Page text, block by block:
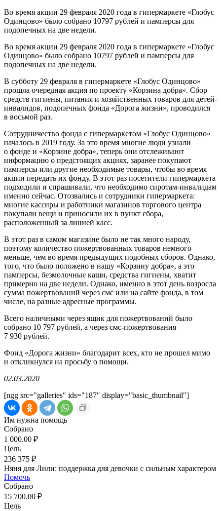
Во время акции 29 февраля 2020 года в гипермаркете «Глобус
Одинцово» было собрано 10797 рублей и памперсы для
подопечных на две недели.
Во время акции 29 февраля 2020 года в гипермаркете «Глобус
Одинцово» было собрано 10797 рублей и памперсы для
подопечных на две недели.
В субботу 29 февраля в гипермаркете «Глобус Одинцово»
прошла очередная акция по проекту «Корзина добра». Сбор
средств гигиены, питания и хозяйственных товаров для детей-
инвалидов, подопечных фонда «Дорога жизни», проводился
в восьмой раз.
Сотрудничество фонда с гипермаркетом «Глобус Одинцово»
началось в 2019 году. За это время многие люди узнали
о фонде и «Корзине добра», теперь они отслеживают
информацию о предстоящих акциях, заранее покупают
памперсы или другие необходимые товары, чтобы во время
акции передать их фонду. В этот раз посетители гипермаркета
подходили и спрашивали, что необходимо сиротам-инвалидам
именно сейчас. Отозвались и сотрудники гипермаркета:
многие кассиры и работники магазинов торгового центра
покупали вещи и приносили их в пункт сбора,
расположенный за линией касс.
В этот раз в самом магазине было не так много народу,
поэтому количество пожертвованных товаров немного
меньше, чем во время предыдущих подобных сборов. Однако,
того, что было положено в нашу «Корзину добра», а это
памперсы, безмолочные каши, средства гигиены, хватит
примерно на две недели. Однако, именно в этот день возросла
сумма пожертвований через смс или на сайте фонда, в том
числе, на разные адресные программы.
Всего наличными через ящик для пожертвований было
собрано 10 797 рублей, а через смс-пожертвования
7 930 рублей.
Фонд «Дорога жизни» благодарит всех, кто не прошел мимо
и откликнулся на просьбу о помощи.
02.03.2020
[ngg src="galleries" ids="187″ display="basic_thumbnail"]
Им нужна помощь
Собрано
1 000.00 ₽
Цель
236 375 ₽
Няня для Лили: поддержка для девочки с сильным характером
Помочь
Собрано
15 700.00 ₽
Цель